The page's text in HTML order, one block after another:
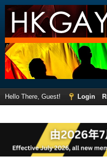
Hello There, Guest! Login